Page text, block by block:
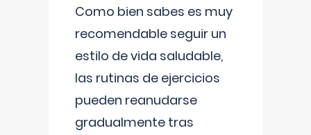
Como bien sabes es muy
recomendable seguir un
estilo de vida saludable,
las rutinas de ejercicios
pueden reanudarse
gradualmente tras